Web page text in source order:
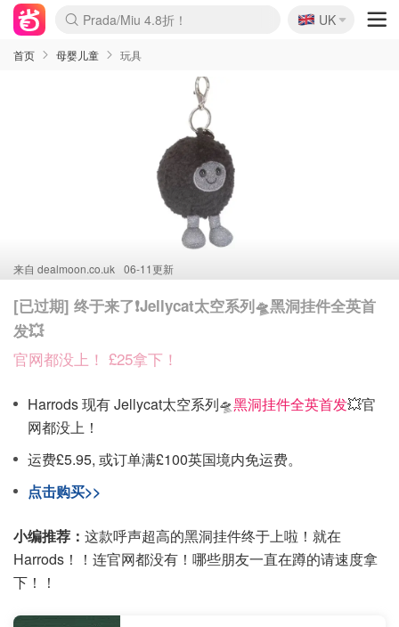
麦卢卡蜂蜜夏促！个位数！
Prada/Miu 4.8折！
啥？必胜客披萨5折！
🇬🇧
UK
首页 母婴儿童 玩具
来自 dealmoon.co.uk 06-11更新
[已过期] 终于来了❗️Jellycat太空系列🛸黑洞挂件全英首
发💥
官网都没上！ £25拿下！
Harrods 现有 Jellycat太空系列🛸黑洞挂件全英首发💥官
网都没上！
运费£5.95, 或订单满£100英国境内免运费。
点击购买>>
小编推荐： 这款呼声超高的黑洞挂件终于上啦！就在
Harrods！！连官网都没有！哪些朋友一直在蹲的请速度拿
下！！